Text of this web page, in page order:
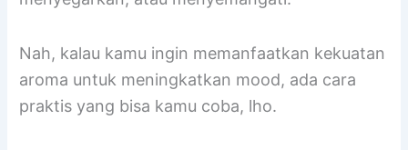
Nah, kalau kamu ingin memanfaatkan kekuatan
aroma untuk meningkatkan mood, ada cara
praktis yang bisa kamu coba, lho.